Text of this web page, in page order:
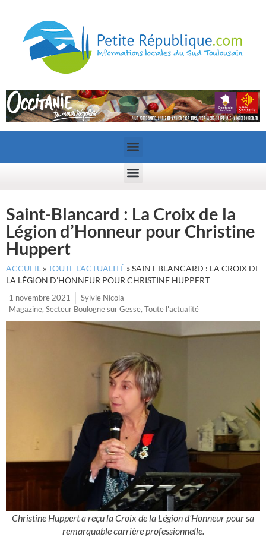
Saint-Blancard : La Croix de la
Légion d’Honneur pour Christine
Huppert
ACCUEIL »TOUTE L’ACTUALITÉ »SAINT-BLANCARD : LA CROIX DE
LA LÉGION D’HONNEUR POUR CHRISTINE HUPPERT
1 novembre 2021
Sylvie Nicola
Magazine, Secteur Boulogne sur Gesse, Toute l'actualité
Christine Huppert a reçu la Croix de la Légion d'Honneur pour sa
remarquable carrière professionnelle.